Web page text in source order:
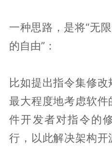
一种思路，是将“无
的自由”：
比如提出指令集修
最大程度地考虑软
件开发者对指令的
行，以此解决架构